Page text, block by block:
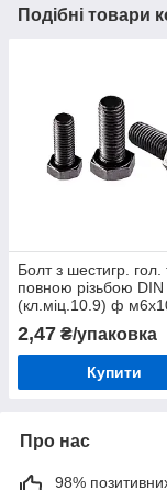
Подібні товари
Болт з шестигр. гол.
повною різьбою DIN
(кл.міц.10.9) ф
2,47 ₴/упаковка
Купити
Про нас
98% позитивних